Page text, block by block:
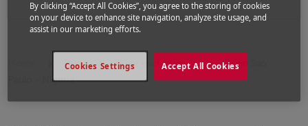
Flüge Flüge nach Nigeria
Flüge Sao
Paulo - Nigeria
By clicking “Accept All Cookies”, you agree to the storing of cookies
on your device to enhance site navigation, analyze site usage, and
assist in our marketing efforts.
Accept All Cookies
Cookies Settings